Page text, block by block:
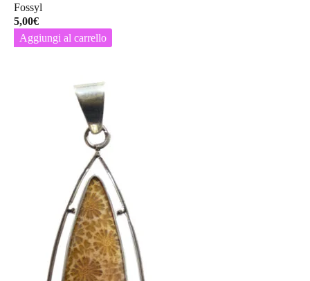
Fossyl
5,00€
Aggiungi al carrello